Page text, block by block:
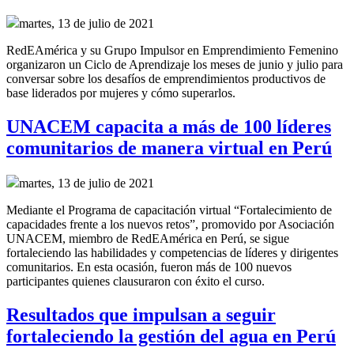
martes, 13 de julio de 2021
RedEAmérica y su Grupo Impulsor en Emprendimiento Femenino
organizaron un Ciclo de Aprendizaje los meses de junio y julio para
conversar sobre los desafíos de emprendimientos productivos de
base liderados por mujeres y cómo superarlos.
UNACEM capacita a más de 100 líderes
comunitarios de manera virtual en Perú
martes, 13 de julio de 2021
Mediante el Programa de capacitación virtual “Fortalecimiento de
capacidades frente a los nuevos retos”, promovido por Asociación
UNACEM, miembro de RedEAmérica en Perú, se sigue
fortaleciendo las habilidades y competencias de líderes y dirigentes
comunitarios. En esta ocasión, fueron más de 100 nuevos
participantes quienes clausuraron con éxito el curso.
Resultados que impulsan a seguir
fortaleciendo la gestión del agua en Perú